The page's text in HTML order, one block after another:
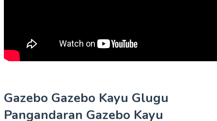
Gazebo Gazebo Kayu Glugu
Pangandaran Gazebo Kayu